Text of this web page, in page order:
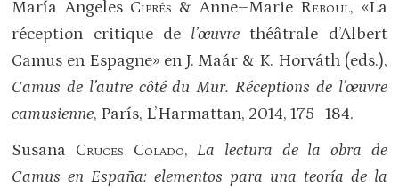
María Ángeles Ciprés & Anne–Marie Reboul, «La
réception critique de l’œuvre théâtrale d’Albert
Camus en Espagne» en J. Maár & K. Horváth (eds.),
Camus de l’autre côté du Mur.Réceptions de l’œuvre
camusienne, París, L’Harmattan, 2014, 175–184.
Susana Cruces Colado,La lectura de la obra de
Camus en España: elementos para una teoría de la